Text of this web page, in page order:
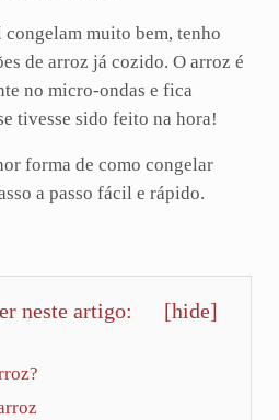
congelam muito bem, tenho
de arroz já cozido. O arroz é
no micro-ondas e fica
tivesse sido feito na hora!
forma de como congelar
a passo fácil e rápido.
neste artigo: [hide]